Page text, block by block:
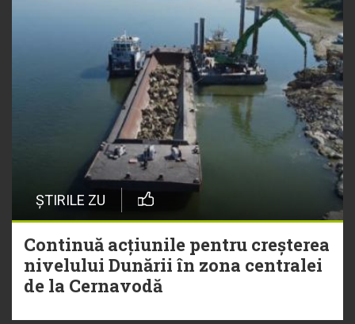
ȘTIRILE ZU
Continuă acțiunile pentru creșterea
nivelului Dunării în zona centralei
de la Cernavodă